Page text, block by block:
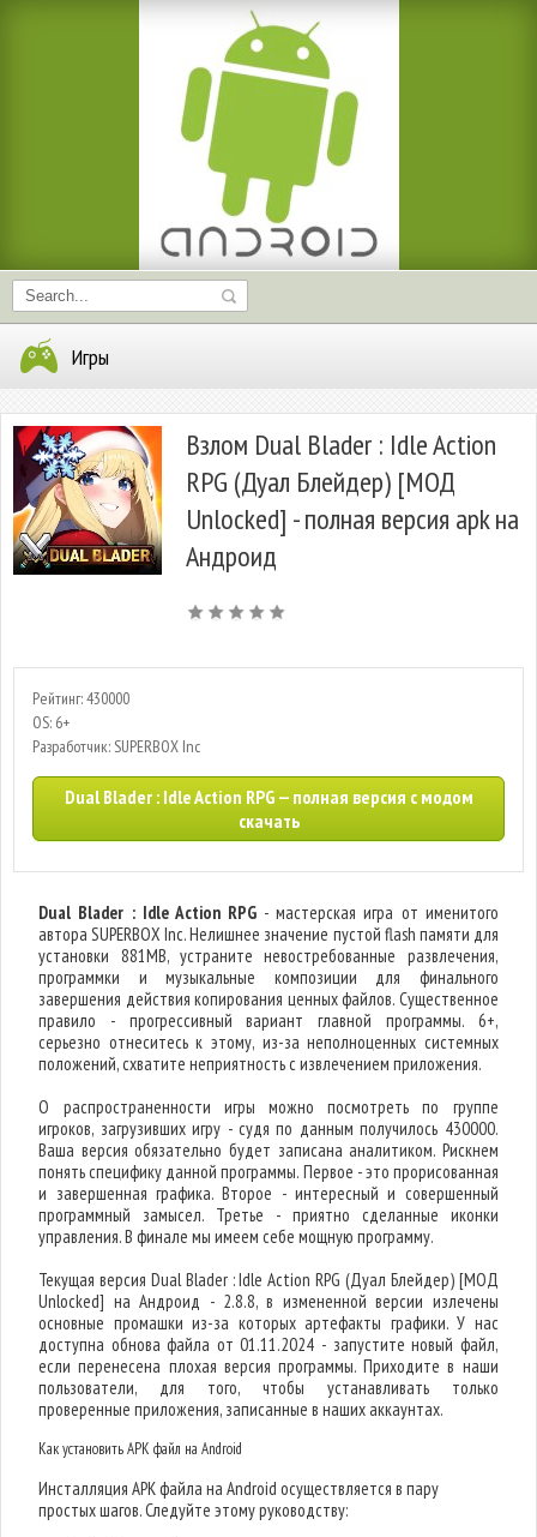
Игры
Взлом Dual Blader : Idle Action
RPG (Дуал Блейдер) [МОД
Unlocked] - полная версия apk на
Андроид
Рейтинг: 430000
OS: 6+
Разработчик: SUPERBOX Inc
Dual Blader : Idle Action RPG — полная версия с модом
скачать
Dual Blader : Idle Action RPG - мастерская игра от именитого
автора SUPERBOX Inc. Нелишнее значение пустой flash памяти для
установки 881MB, устраните невостребованные развлечения,
программки и музыкальные композиции для финального
завершения действия копирования ценных файлов. Существенное
правило - прогрессивный вариант главной программы. 6+,
серьезно отнеситесь к этому, из-за неполноценных системных
положений, схватите неприятность с извлечением приложения.
О распространенности игры можно посмотреть по группе
игроков, загрузивших игру - судя по данным получилось 430000.
Ваша версия обязательно будет записана аналитиком. Рискнем
понять специфику данной программы. Первое - это прорисованная
и завершенная графика. Второе - интересный и совершенный
программный замысел. Третье - приятно сделанные иконки
управления. В финале мы имеем себе мощную программу.
Текущая версия Dual Blader : Idle Action RPG (Дуал Блейдер) [МОД
Unlocked] на Андроид - 2.8.8, в измененной версии излечены
основные промашки из-за которых артефакты графики. У нас
доступна обнова файла от 01.11.2024 - запустите новый файл,
если перенесена плохая версия программы. Приходите в наши
пользователи, для того, чтобы устанавливать только
проверенные приложения, записанные в наших аккаунтах.
Как установить APK файл на Android
Инсталляция APK файла на Android осуществляется в пару
простых шагов. Следуйте этому руководству: